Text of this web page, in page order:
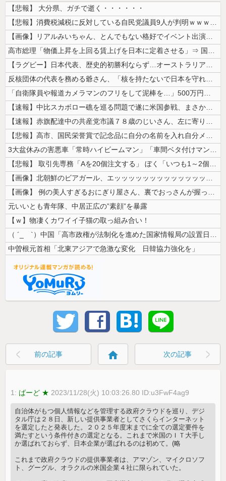
【悲報】 大分県、ガチで逝く・・・・・・
【悲報】消費税減税に反対している自民党議員9人が判明ｗｗｗｗｗｗ
【画像】リアルみいちゃん、とんでもない格好でイベント出演するwwwww...
高市総理「物価上昇を上回る賃上げを日本に定着させる」⇒ 国家公務員月...
【ラグビー】日本代表、歴史的初勝利ならず…オーストラリアに逆転負け ８...
反核団体の代表を務める爺さん、「核を持たないで日本を守れますか」と中学...
「自衛隊員や報道カメラマンのフリをして泥棒を…」500万円分の預金通帳...
【速報】中比スカボロー礁を巡る問題で遂に米国参戦、まさかのこっち擁護で...
【速報】赤旗配達中の共産党市議７８歳のじいさん、左に寄りすぎたか車で民...
【悲報】高市、国民栄誉賞で記念品に自分の名前を入れ自分メインのPV撮影...
3大盆休みの害悪車「常時ハイビームマン」「車間ベタ付けマン」「法定速度...
【悲報】 取引先専務「Aを20個注文する」 ぼく「いつも1～2個しか使...
【画像】北朝鮮のビアガール、エッッッッッッッッッッッッッッッッッ！
【画像】 例の美人すぎるおにぎり屋さん、裏でおっさんが握っていたｗｗｗ...
元いいとも青年隊、中居正広の”素顔”を暴露
【ｗ】物凄くカワイイ子猫の取っ組み合い！
（ ´_ゝ`）中国「高市政権が法制化を進めた国家情報局の設置日が7月3...
中曽根元首相「北東アジアで急激な変化 日韓協力強化を」
前の記事 home 次の記事
1: ばーど ★ 2023/11/28(火) 10:03:26.80 ID:u3FwF4ag9
自治体がもつ個人情報などを管理する政府クラウドを巡り、デジ
タル庁は２８日、新しい提供事業者としてさくらインターネット
を選定したと発表した。２０２５年度末までに全ての選定要件を
満たすという条件付きの選定となる。これまで米国のＩＴ大手し
か選ばれておらず、日本企業が選ばれるのは初めて。(略
これまで政府クラウドの提供事業者は、アマゾン、マイクロソフ
ト、グーグル、オラクルの米国企業４社に限られていた。